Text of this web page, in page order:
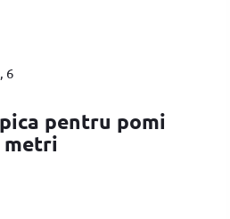
pentru pomi
metri